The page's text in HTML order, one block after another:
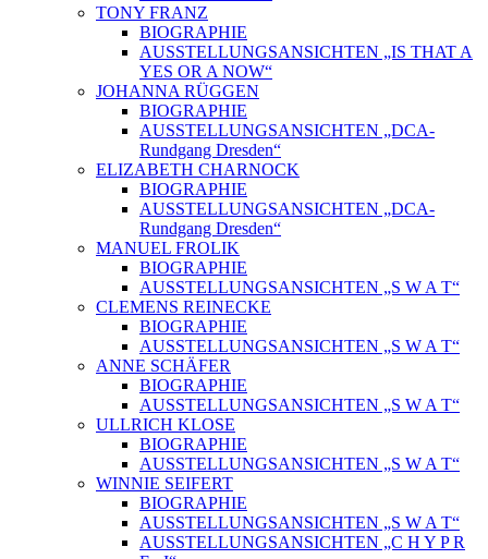
TONY FRANZ
BIOGRAPHIE
AUSSTELLUNGSANSICHTEN „IS THAT A
YES OR A NOW“
JOHANNA RÜGGEN
BIOGRAPHIE
AUSSTELLUNGSANSICHTEN „DCA-
Rundgang Dresden“
ELIZABETH CHARNOCK
BIOGRAPHIE
AUSSTELLUNGSANSICHTEN „DCA-
Rundgang Dresden“
MANUEL FROLIK
BIOGRAPHIE
AUSSTELLUNGSANSICHTEN „S W A T“
CLEMENS REINECKE
BIOGRAPHIE
AUSSTELLUNGSANSICHTEN „S W A T“
ANNE SCHÄFER
BIOGRAPHIE
AUSSTELLUNGSANSICHTEN „S W A T“
ULLRICH KLOSE
BIOGRAPHIE
AUSSTELLUNGSANSICHTEN „S W A T“
WINNIE SEIFERT
BIOGRAPHIE
AUSSTELLUNGSANSICHTEN „S W A T“
AUSSTELLUNGSANSICHTEN „C H Y P R